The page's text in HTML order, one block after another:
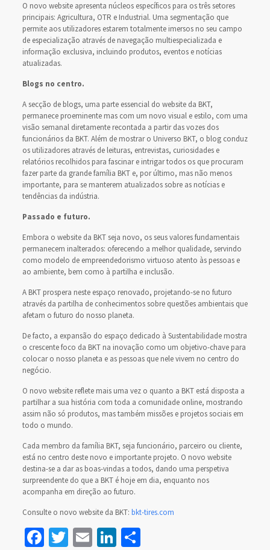
O novo website apresenta núcleos específicos para os três setores
principais: Agricultura, OTR e Industrial. Uma segmentação que
permite aos utilizadores estarem totalmente imersos no seu campo
de especialização através de navegação multiespecializada e
informação exclusiva, incluindo produtos, eventos e notícias
atualizadas.
Blogs no centro.
A secção de blogs, uma parte essencial do website da BKT,
permanece proeminente mas com um novo visual e estilo, com uma
visão semanal diretamente recontada a partir das vozes dos
funcionários da BKT. Além de mostrar o Universo BKT, o blog conduz
os utilizadores através de leituras, entrevistas, curiosidades e
relatórios recolhidos para fascinar e intrigar todos os que procuram
fazer parte da grande família BKT e, por último, mas não menos
importante, para se manterem atualizados sobre as notícias e
tendências da indústria.
Passado e futuro.
Embora o website da BKT seja novo, os seus valores fundamentais
permanecem inalterados: oferecendo a melhor qualidade, servindo
como modelo de empreendedorismo virtuoso atento às pessoas e
ao ambiente, bem como à partilha e inclusão.
A BKT prospera neste espaço renovado, projetando-se no futuro
através da partilha de conhecimentos sobre questões ambientais que
afetam o futuro do nosso planeta.
De facto, a expansão do espaço dedicado à Sustentabilidade mostra
o crescente foco da BKT na inovação como um objetivo-chave para
colocar o nosso planeta e as pessoas que nele vivem no centro do
negócio.
O novo website reflete mais uma vez o quanto a BKT está disposta a
partilhar a sua história com toda a comunidade online, mostrando
assim não só produtos, mas também missões e projetos sociais em
todo o mundo.
Cada membro da família BKT, seja funcionário, parceiro ou cliente,
está no centro deste novo e importante projeto. O novo website
destina-se a dar as boas-vindas a todos, dando uma perspetiva
surpreendente do que a BKT é hoje em dia, enquanto nos
acompanha em direção ao futuro.
Consulte o novo website da BKT: bkt-tires.com
Facebook
Twitter
EmailLinkedIn
Share